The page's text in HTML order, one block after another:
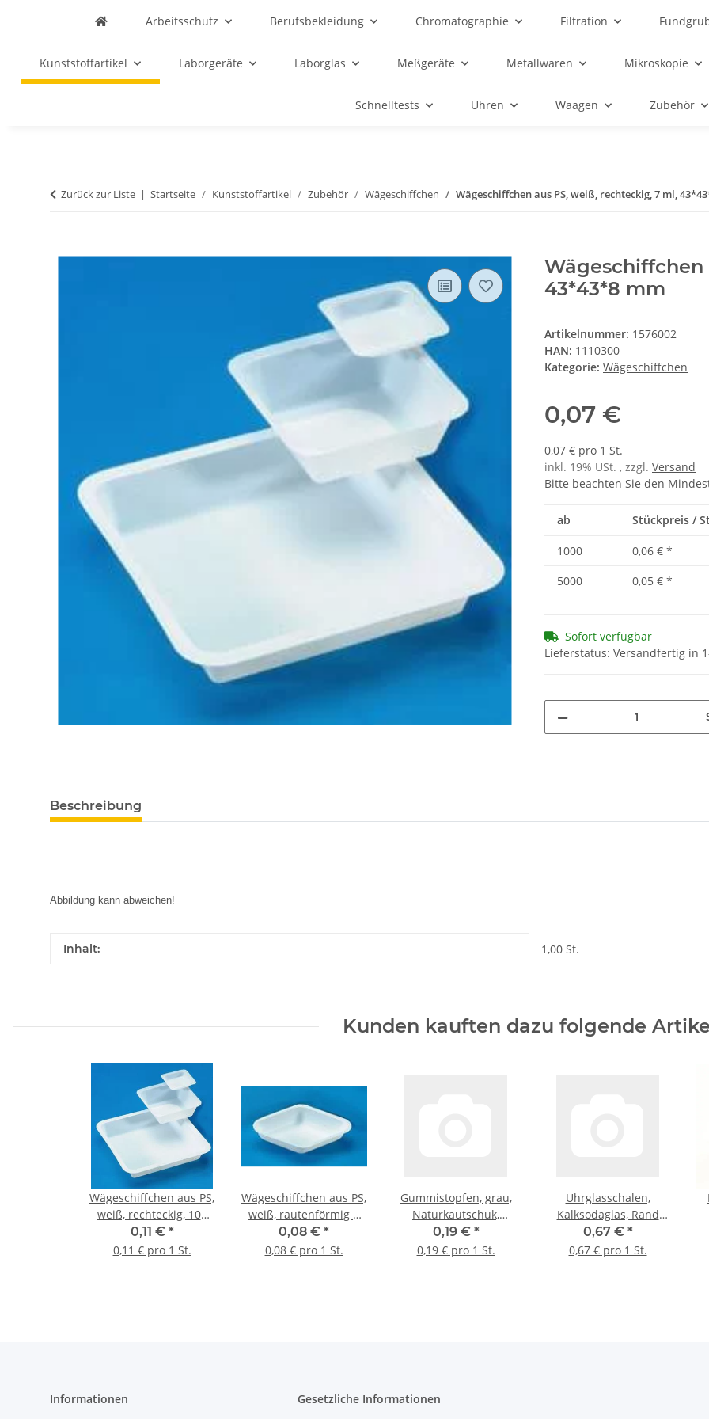
Arbeitsschutz Berufsbekleidung Chromatographie Filtration
Kunststoffartikel Laborgeräte Laborglas Meßgeräte Metallwaren Mikroskopie
Schnelltests Uhren Waagen Zubehör
Zurück zur Liste Startseite Kunststoffartikel Zubehör Wägeschiffchen Wägeschiffchen aus PS, weiß, rechteckig, 7 ml,
Wägeschiffchen
43*43*8 mm
Artikelnummer: 1576002
HAN: 1110300
Kategorie: Wägeschiffchen
0,07 €
0,07 € pro 1 St.
inkl. 19% USt. , zzgl. Versand
Bitte beachten Sie den
ab Stückpreis /
1000 0,06 € *
5000
0,05 € *
Sofort verfügbar
Lieferstatus: Versandfertig in
Beschreibung
Abbildung kann abweichen!
Produkteigenschaft
Wert
Inhalt: 1,00 St.
Kunden kauften dazu folgende
Wägeschiffchen aus PS,
weiß, rechteckig, 100
ml, 78,5*78,5*23 mm
0,11 € *
0,11 € pro 1 St.
Wägeschiffchen aus PS,
weiß, rautenförmig 5
ml, 31*53*5,3 mm
0,08 € *
0,08 € pro 1 St.
Gummistopfen, grau,
Naturkautschuk,
20*13/16 mm
0,19 € *
0,19 € pro 1 St.
Uhrglasschalen,
Kalksodaglas, Rand
verschmolzen, Ø 70
mm
0,67 € *
0,67 € pro 1 St.
Informationen Gesetzliche Informationen